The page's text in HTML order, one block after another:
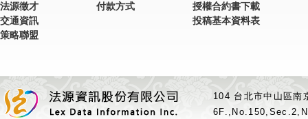
法源徵才
交通資訊
策略聯盟
付款方式
授權合約書下載
投稿基本資料表
104 台北市中山區